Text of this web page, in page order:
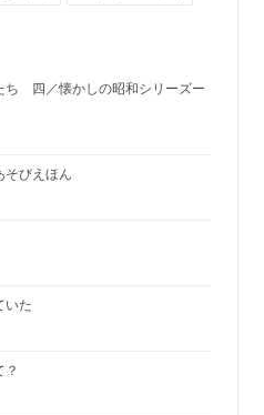
ち 四／懐かしの昭和シリーズー
そびえほん
いた